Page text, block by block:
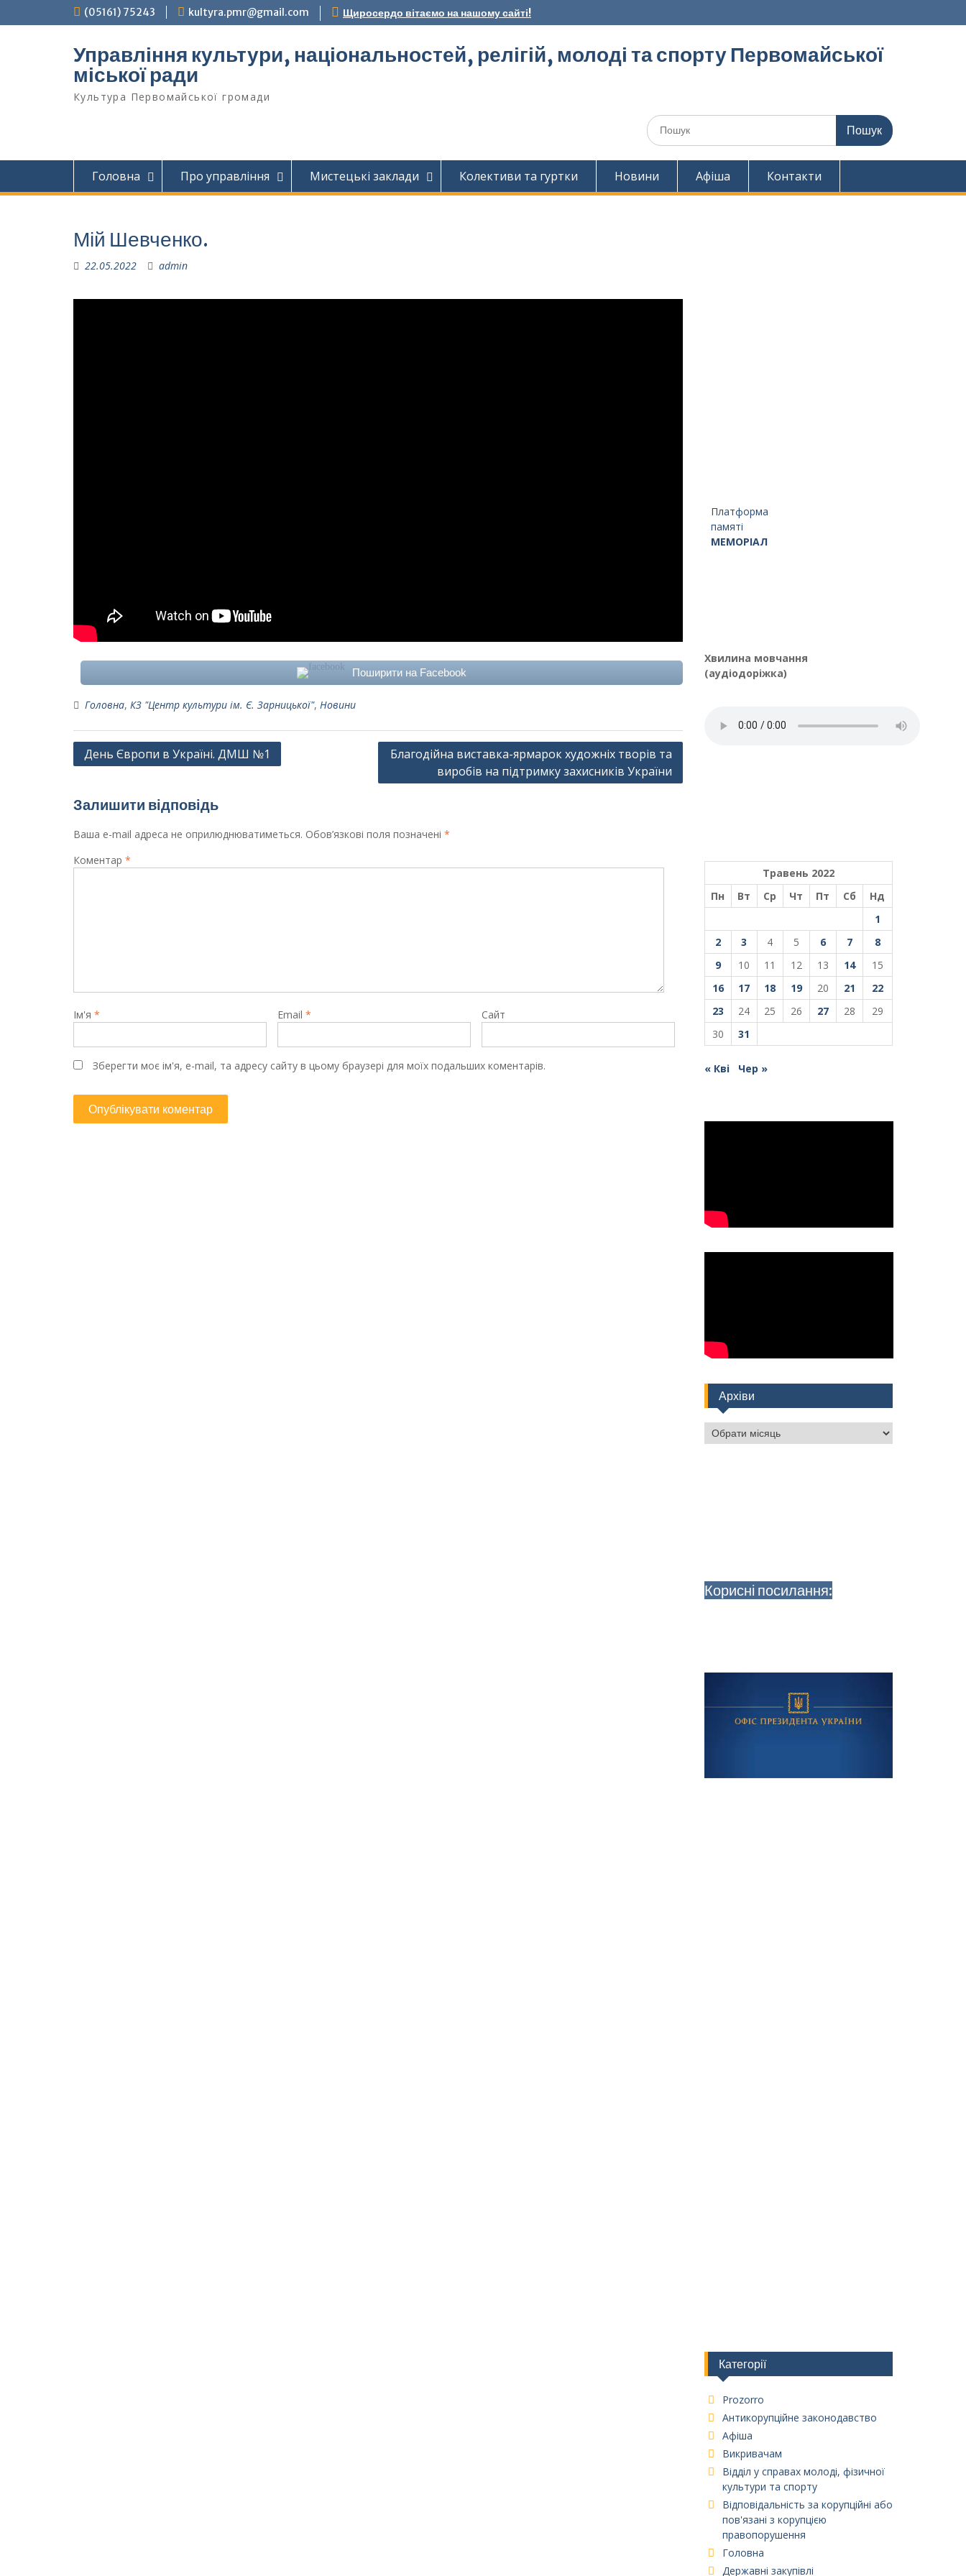
до
(05161) 75243 kultyra.pmr@gmail.com Щиросердо вітаємо на нашому сайті!
Управління культури, національностей, релігій, молоді та спорту Первомайської
міської ради
Культура Первомайcької громади
Шукати:
Головна Про управління Мистецькі заклади Колективи та гуртки Новини Афіша Контакти
Мій Шевченко.
22.05.2022 admin
Поширити на Facebook
Головна, КЗ "Центр культури ім. Є. Зарницької", Новини
Навігація
День Європи в Україні. ДМШ №1
Благодійна виставка-ярмарок художніх творів та
виробів на підтримку захисників України
Залишити відповідь
Ваша e-mail адреса не оприлюднюватиметься. Обов’язкові поля позначені *
Коментар *
Ім'я * Email * Сайт
Зберегти моє ім'я, e-mail, та адресу сайту в цьому браузері для моїх подальших коментарів.
Платформа
памяті
МЕМОРІАЛ
Хвилина мовчання
(аудіодоріжка)
Травень 2022
Пн
Вт Ср Чт Пт Сб
Нд
1
2
3 4 5 6 7
8
9
10 11 12 13 14
15
16
17 18 19 20 21
22
23
24 25 26 27 28
29
30
31
« Кві Чер »
Архіви
Архіви
Корисні посилання:
Категорії
Prozorro
Антикорупційне законодавство
Афіша
Викривачам
Відділ у справах молоді, фізичної
культури та спорту
Відповідальність за корупційні або
пов'язані з корупцією
правопорушення
Головна
Державні закупівлі